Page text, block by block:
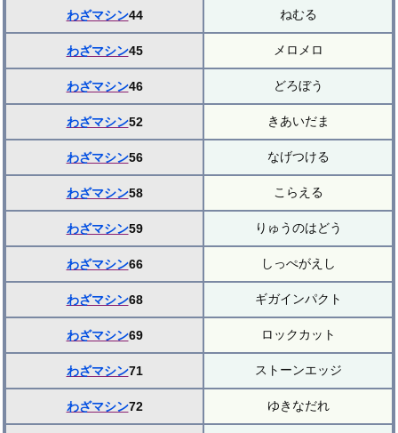
わざマシン44 ねむる
わざマシン45 メロメロ
わざマシン46 どろぼう
わざマシン52 きあいだま
わざマシン56 なげつける
わざマシン58 こらえる
わざマシン59 りゅうのはどう
わざマシン66 しっぺがえし
わざマシン68 ギガインパクト
わざマシン69 ロックカット
わざマシン71 ストーンエッジ
わざマシン72 ゆきなだれ